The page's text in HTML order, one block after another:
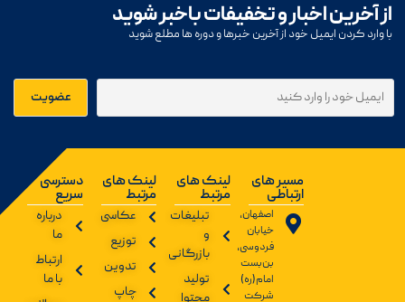
از آخرین اخبار و تخفیفات باخبر شوید
با وارد کردن ایمیل خود از آخرین خبرها و دوره ها مطلع شوید
مسیر های
ارتباطی
اصفهان،
خیابان
فردوسی،
بن‌بست
امام(ره)
شرکت
لینک های
مرتبط
تبلیغات
و
بازرگانی
تولید
لینک های
مرتبط
عکاسی
توزیع
تدوین
چاپ
دسترسی
سریع
درباره
ما
ارتباط
با ما